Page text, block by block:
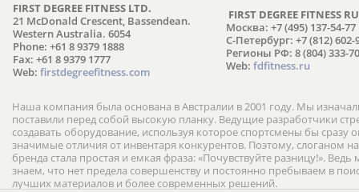
FIRST DEGREE FITNESS LTD.
21 McDonald Crescent, Bassendean.
Western Australia. 6054
Phone: +61 8 9379 1888
Fax: +61 8 9379 1777
Web: firstdegreefitness.com
FIRST DEGREE FITNESS
Москва: +7 (495) 137-54-77
С-Петербург: +7 (812) 602-
Регионы РФ: 8 (804) 333-
Web: fdfitness.ru
Наша компания была основана в Австралии в 2001 году. Мы
поставили перед собой высокую планку. Ведущие разработчики
создавать оборудование, используя которое спортсмены бы сразу
значимые отличия от инвентаря конкурентов. Поэтому, слоганом
бренда стала простая и емкая фраза: «Почувствуйте разницу!».
знаем, что нет предела совершенству и постоянно пребываем в
лучших материалов и более современных решений.